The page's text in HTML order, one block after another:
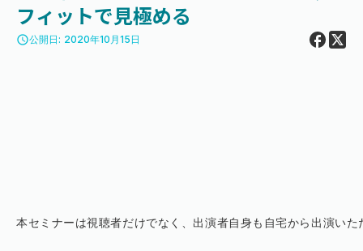
フィットで見極める
access_time公開日: 2020年10月15日
本セミナーは視聴者だけでなく、出演者自身も自宅から出演い